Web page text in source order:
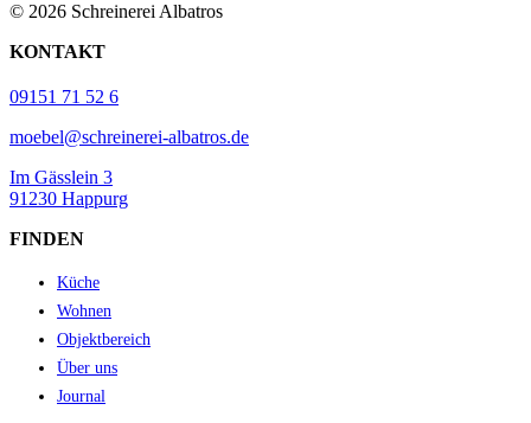
© 2026 Schreinerei Albatros
KONTAKT
09151 71 52 6
moebel@schreinerei-albatros.de
Im Gässlein 3
91230 Happurg
FINDEN
Küche
Wohnen
Objektbereich
Über uns
Journal